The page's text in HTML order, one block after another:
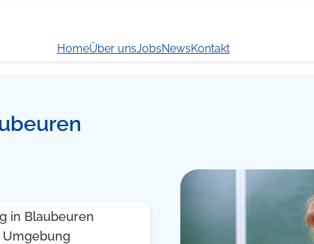
HomeÜber unsJobsNewsKontakt
in Blaubeuren
Umgebung